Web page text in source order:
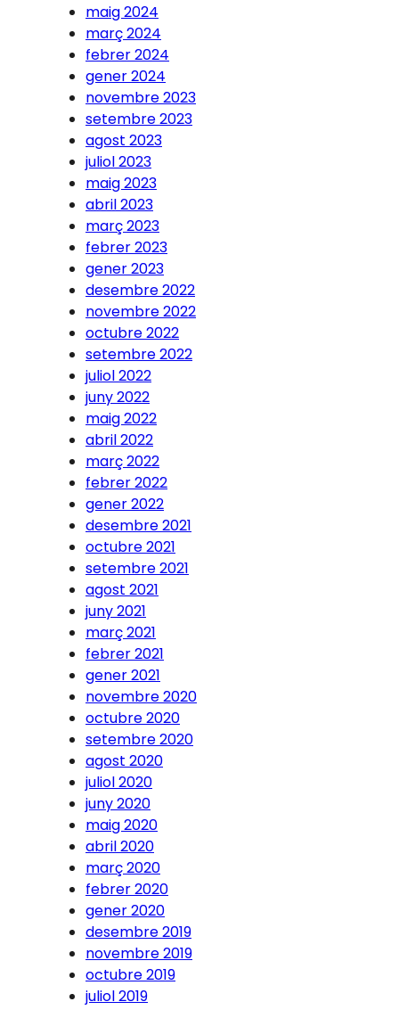
maig 2024
març 2024
febrer 2024
gener 2024
novembre 2023
setembre 2023
agost 2023
juliol 2023
maig 2023
abril 2023
març 2023
febrer 2023
gener 2023
desembre 2022
novembre 2022
octubre 2022
setembre 2022
juliol 2022
juny 2022
maig 2022
abril 2022
març 2022
febrer 2022
gener 2022
desembre 2021
octubre 2021
setembre 2021
agost 2021
juny 2021
març 2021
febrer 2021
gener 2021
novembre 2020
octubre 2020
setembre 2020
agost 2020
juliol 2020
juny 2020
maig 2020
abril 2020
març 2020
febrer 2020
gener 2020
desembre 2019
novembre 2019
octubre 2019
juliol 2019